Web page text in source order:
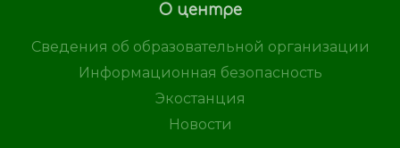
О центре
Сведения об образовательной организации
Информационная безопасность
Экостанция
Новости